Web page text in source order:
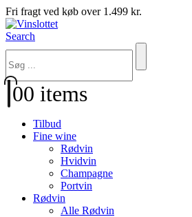
Fri fragt ved køb over 1.499 kr.
Search
00 items
Tilbud
Fine wine
Rødvin
Hvidvin
Champagne
Portvin
Rødvin
Alle Rødvin